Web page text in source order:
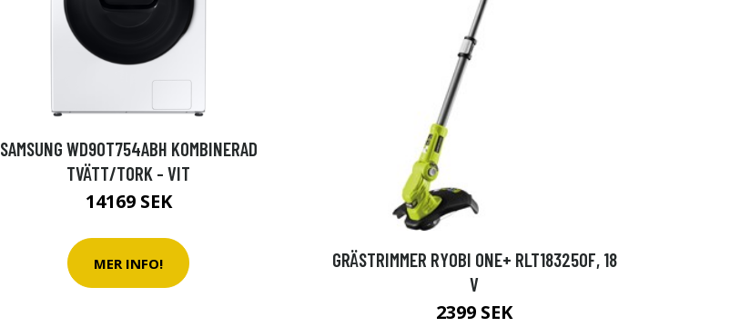
SAMSUNG WD90T754ABH KOMBINERAD
TVÄTT/TORK - VIT
14169 SEK
MER INFO!
GRÄSTRIMMER RYOBI ONE+ RLT183250F, 18
V
2399 SEK